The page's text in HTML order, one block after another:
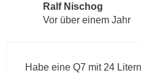
Ralf Nischog
Vor über einem Jahr
Habe eine Q7 mit 24